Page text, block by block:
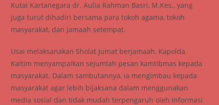
Kutai Kartanegara dr. Aulia Rahman Basri, M.Kes., yang
juga turut dihadiri bersama para tokoh agama, tokoh
masyarakat, dan jamaah setempat.
Usai melaksanakan Sholat Jumat berjamaah, Kapolda
Kaltim menyampaikan sejumlah pesan kamtibmas kepada
masyarakat. Dalam sambutannya, ia mengimbau kepada
masyarakat agar lebih bijaksana dalam menggunakan
media sosial dan tidak mudah terpengaruh oleh informasi